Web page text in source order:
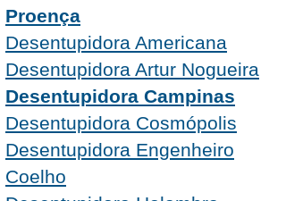
Proença
Desentupidora Americana
Desentupidora Artur Nogueira
Desentupidora Campinas
Desentupidora Cosmópolis
Desentupidora Engenheiro
Coelho